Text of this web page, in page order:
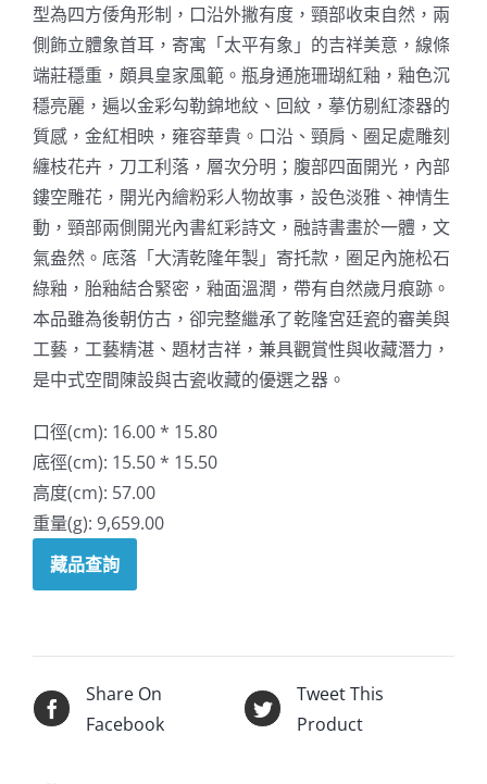
型為四方倭角形制，口沿外撇有度，頸部收束自然，兩
側飾立體象首耳，寄寓「太平有象」的吉祥美意，線條
端莊穩重，頗具皇家風範。瓶身通施珊瑚紅釉，釉色沉
穩亮麗，遍以金彩勾勒錦地紋、回紋，摹仿剔紅漆器的
質感，金紅相映，雍容華貴。口沿、頸肩、圈足處雕刻
纏枝花卉，刀工利落，層次分明；腹部四面開光，內部
鏤空雕花，開光內繪粉彩人物故事，設色淡雅、神情生
動，頸部兩側開光內書紅彩詩文，融詩書畫於一體，文
氣盎然。底落「大清乾隆年製」寄托款，圈足內施松石
綠釉，胎釉結合緊密，釉面溫潤，帶有自然歲月痕跡。
本品雖為後朝仿古，卻完整繼承了乾隆宮廷瓷的審美與
工藝，工藝精湛、題材吉祥，兼具觀賞性與收藏潛力，
是中式空間陳設與古瓷收藏的優選之器。
口徑(cm): 16.00 * 15.80
底徑(cm): 15.50 * 15.50
高度(cm): 57.00
重量(g): 9,659.00
藏品查詢
Share On
Facebook
Tweet This
Product